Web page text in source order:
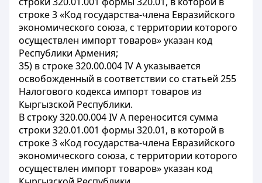
строке 3 «Код государства-члена Евразийского
экономического союза, с территории которого
осуществлен импорт товаров» указан код
Республики Армения;
35) в строке 320.00.004 IV А указывается
освобожденный в соответствии со статьей 255
Налогового кодекса импорт товаров из
Кыргызской Республики.
В строку 320.00.004 IV А переносится сумма
строки 320.01.001 формы 320.01, в которой в
строке 3 «Код государства-члена Евразийского
экономического союза, с территории которого
осуществлен импорт товаров» указан код